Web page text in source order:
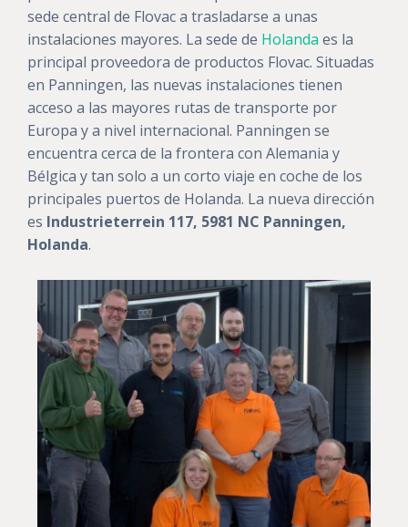
sede central de Flovac a trasladarse a unas
instalaciones mayores. La sede de Holanda es la
principal proveedora de productos Flovac. Situadas
en Panningen, las nuevas instalaciones tienen
acceso a las mayores rutas de transporte por
Europa y a nivel internacional. Panningen se
encuentra cerca de la frontera con Alemania y
Bélgica y tan solo a un corto viaje en coche de los
principales puertos de Holanda. La nueva dirección
es Industrieterrein 117, 5981 NC Panningen,
Holanda.